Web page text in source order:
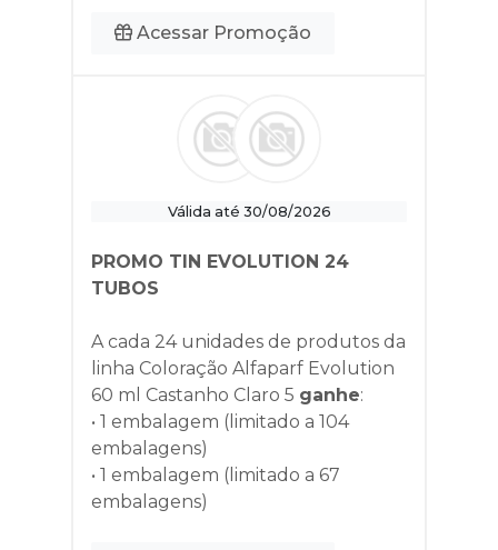
Acessar Promoção
Válida até 30/08/2026
PROMO TIN EVOLUTION 24
TUBOS
A cada 24 unidades de produtos da
linha Coloração Alfaparf Evolution
60 ml Castanho Claro 5 ganhe:
• 1 embalagem (limitado a 104
embalagens)
• 1 embalagem (limitado a 67
embalagens)